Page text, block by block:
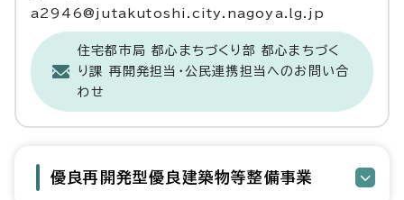
a2946@jutakutoshi.city.nagoya.lg.jp
住宅都市局 都心まちづくり部 都心まちづく
り課 再開発担当・公民連携担当へのお問い合
わせ
優良再開発型優良建築物等整備事業